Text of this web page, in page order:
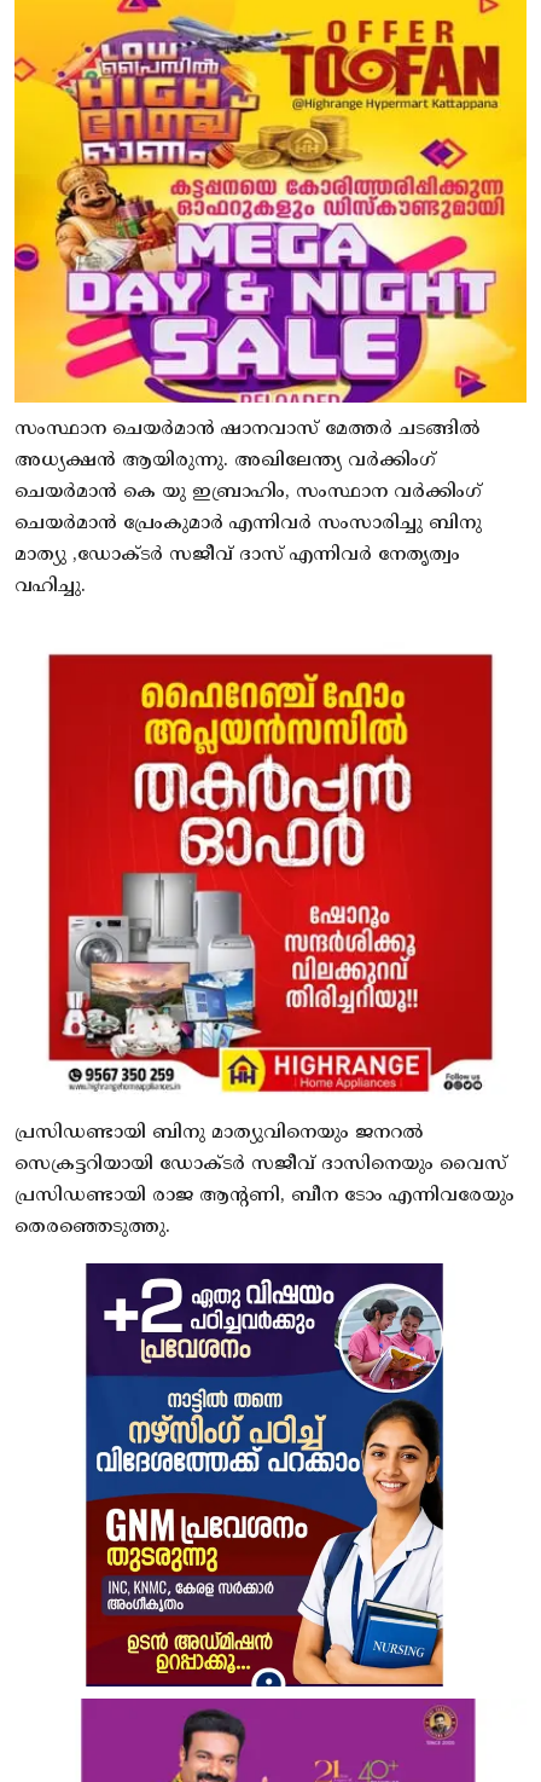
സംസ്ഥാന ചെയർമാൻ ഷാനവാസ് മേത്തർ ചടങ്ങിൽ
അധ്യക്ഷൻ ആയിരുന്നു. അഖിലേന്ത്യ വർക്കിംഗ്
ചെയർമാൻ കെ യു ഇബ്രാഹിം, സംസ്ഥാന വർക്കിംഗ്
ചെയർമാൻ പ്രേംകുമാർ എന്നിവർ സംസാരിച്ചു ബിനു
മാത്യു ,ഡോക്ടർ സജീവ് ദാസ് എന്നിവർ നേതൃത്വം
വഹിച്ചു.
പ്രസിഡണ്ടായി ബിനു മാത്യുവിനെയും ജനറൽ
സെക്രട്ടറിയായി ഡോക്ടർ സജീവ് ദാസിനെയും വൈസ്
പ്രസിഡണ്ടായി രാജ ആന്റണി, ബീന ടോം എന്നിവരേയും
തെരഞ്ഞെടുത്തു.